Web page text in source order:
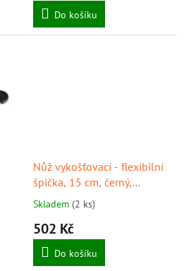
Do košíku
Nůž vykošťovací - flexibilní
špička, 15 cm, černý,
GIESSER
Skladem (2 ks)
502 Kč
Do košíku